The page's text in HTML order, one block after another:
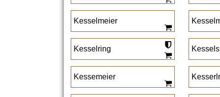
Kesselmeier
Kesselring Kessels
Kessemeier